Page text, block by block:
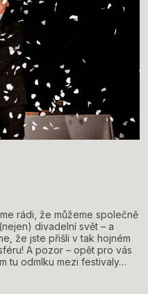
rádi, že můžeme společně
divadelní svět – a
že jste přišli v tak hojném
A pozor – opět pro vás
tu odmlku mezi festivaly…